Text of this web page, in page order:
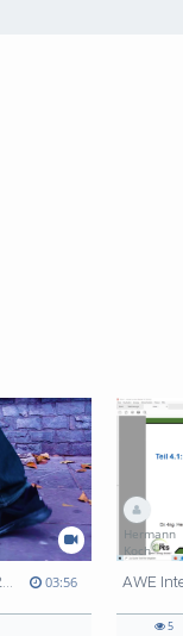
Spring School Vietnam 2022 Video 03:56
Hermann
Koch
5